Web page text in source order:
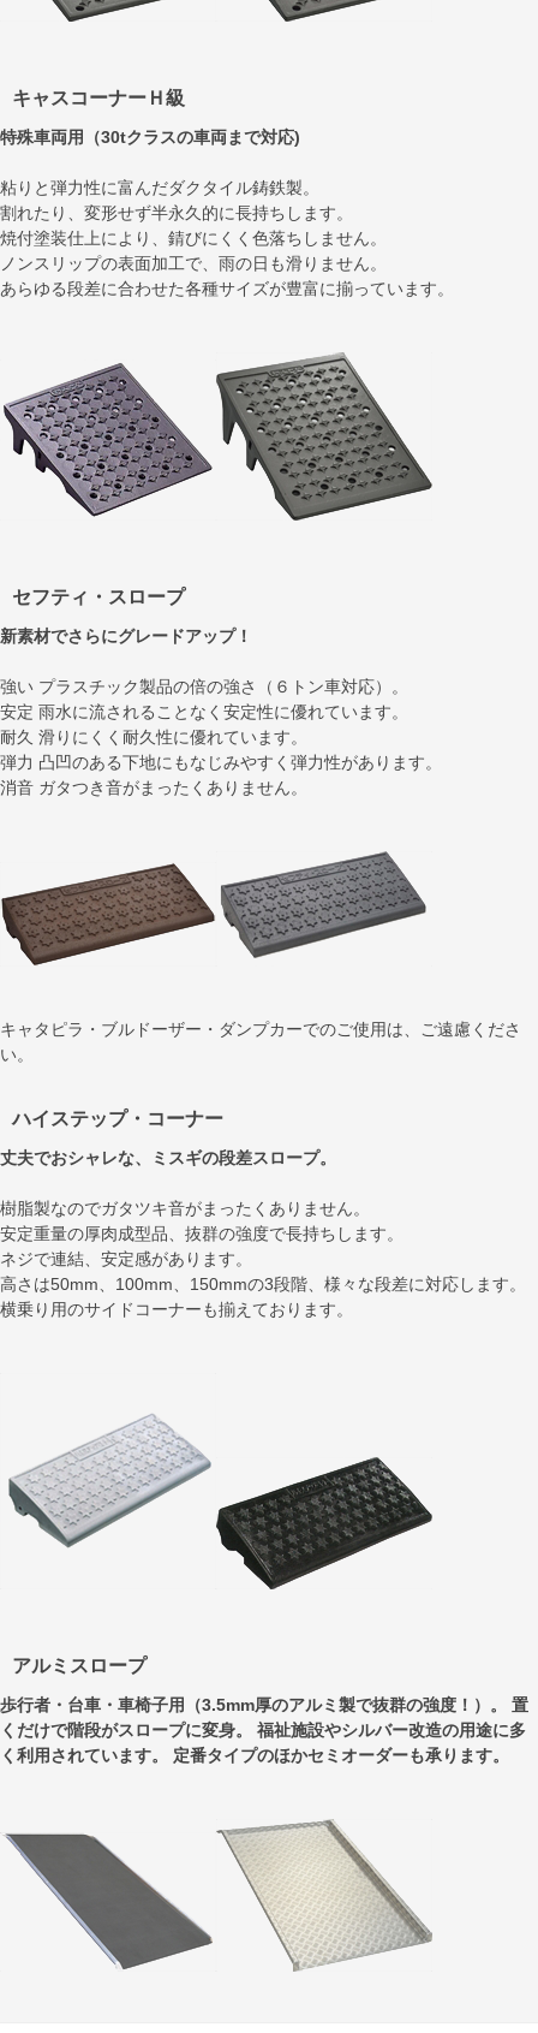
キャスコーナーＨ級
特殊車両用（30tクラスの車両まで対応)
粘りと弾力性に富んだダクタイル鋳鉄製。
割れたり、変形せず半永久的に長持ちします。
焼付塗装仕上により、錆びにくく色落ちしません。
ノンスリップの表面加工で、雨の日も滑りません。
あらゆる段差に合わせた各種サイズが豊富に揃っています。
セフティ・スロープ
新素材でさらにグレードアップ！
強い プラスチック製品の倍の強さ（６トン車対応）。
安定 雨水に流されることなく安定性に優れています。
耐久 滑りにくく耐久性に優れています。
弾力 凸凹のある下地にもなじみやすく弾力性があります。
消音 ガタつき音がまったくありません。
キャタピラ・ブルドーザー・ダンプカーでのご使用は、ご遠慮くださ
い。
ハイステップ・コーナー
丈夫でおシャレな、ミスギの段差スロープ。
樹脂製なのでガタツキ音がまったくありません。
安定重量の厚肉成型品、抜群の強度で長持ちします。
ネジで連結、安定感があります。
高さは50mm、100mm、150mmの3段階、様々な段差に対応します。
横乗り用のサイドコーナーも揃えております。
アルミスロープ
歩行者・台車・車椅子用（3.5mm厚のアルミ製で抜群の強度！）。 置
くだけで階段がスロープに変身。 福祉施設やシルバー改造の用途に多
く利用されています。 定番タイプのほかセミオーダーも承ります。